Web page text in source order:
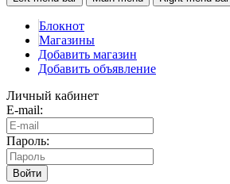
Блокнот
Магазины
Добавить магазин
Добавить объявление
Личный кабинет
E-mail:
Пароль:
Войти